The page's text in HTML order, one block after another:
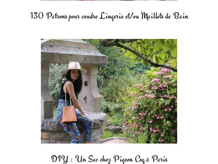
130 Patrons pour coudre Lingerie et/ou Maillots de Bain
DIY : Un Sac chez Pigeon Coq à Paris